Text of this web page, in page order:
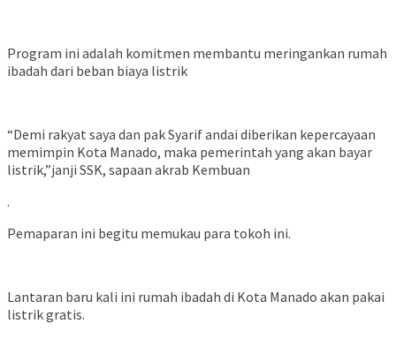
Program ini adalah komitmen membantu meringankan rumah
ibadah dari beban biaya listrik
“Demi rakyat saya dan pak Syarif andai diberikan kepercayaan
memimpin Kota Manado, maka pemerintah yang akan bayar
listrik,”janji SSK, sapaan akrab Kembuan
.
Pemaparan ini begitu memukau para tokoh ini.
Lantaran baru kali ini rumah ibadah di Kota Manado akan pakai
listrik gratis.